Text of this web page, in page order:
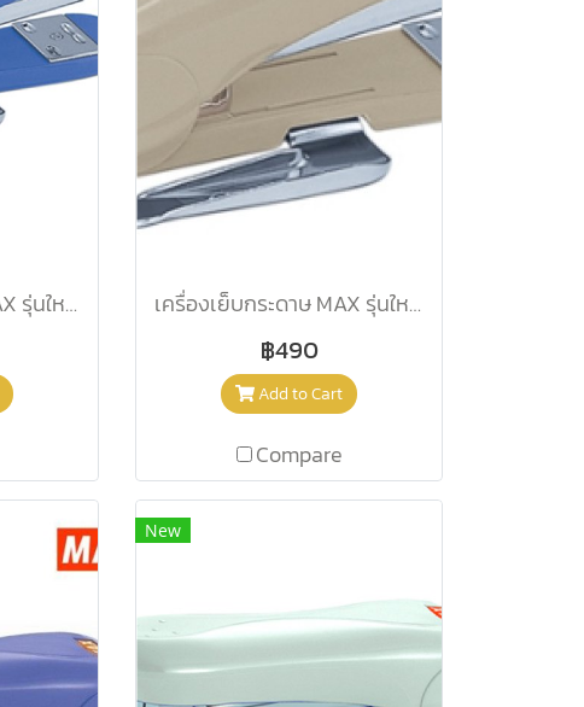
เครื่องเย็บกระดาษ MAX รุ่นใหม่ HD-50R น้ำเงิน เครื่องเย็บกระดาษ MAX รุ่นใหม่ HD-50R เทา
฿490
Add to Cart
Compare
New